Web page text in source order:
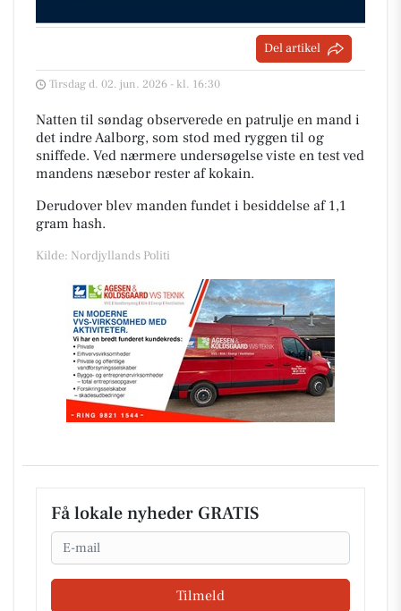
Del artikel
Tirsdag d. 02. jun. 2026 - kl. 16:30
Natten til søndag observerede en patrulje en mand i
det indre Aalborg, som stod med ryggen til og
sniffede. Ved nærmere undersøgelse viste en test ved
mandens næsebor rester af kokain.
Derudover blev manden fundet i besiddelse af 1,1
gram hash.
Kilde: Nordjyllands Politi
Få lokale nyheder GRATIS
Email
Tilmeld